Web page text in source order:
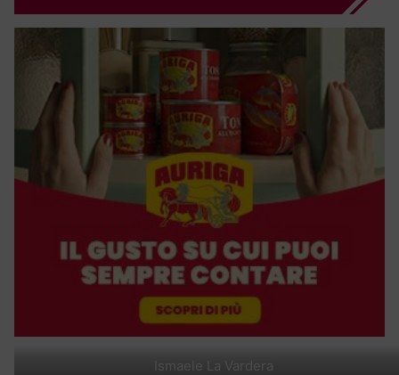
Ismaele La Vardera